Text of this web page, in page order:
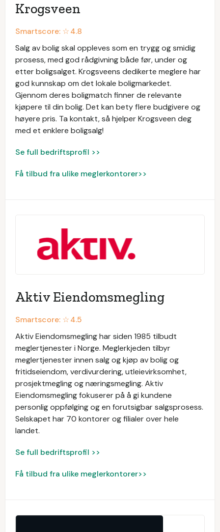
Krogsveen
Smartscore: ☆4.8
Salg av bolig skal oppleves som en trygg og smidig
prosess, med god rådgivning både før, under og
etter boligsalget. Krogsveens dedikerte meglere har
god kunnskap om det lokale boligmarkedet.
Gjennom deres boligmatch finner de relevante
kjøpere til din bolig. Det kan bety flere budgivere og
høyere pris. Ta kontakt, så hjelper Krogsveen deg
med et enklere boligsalg!
Se full bedriftsprofil >>
Få tilbud fra ulike meglerkontorer>>
Aktiv Eiendomsmegling
Smartscore: ☆4.5
Aktiv Eiendomsmegling har siden 1985 tilbudt
meglertjenester i Norge. Meglerkjeden tilbyr
meglertjenester innen salg og kjøp av bolig og
fritidseiendom, verdivurdering, utleievirksomhet,
prosjektmegling og næringsmegling. Aktiv
Eiendomsmegling fokuserer på å gi kundene
personlig oppfølging og en forutsigbar salgsprosess.
Selskapet har 70 kontorer og filialer over hele
landet.
Se full bedriftsprofil >>
Få tilbud fra ulike meglerkontorer>>